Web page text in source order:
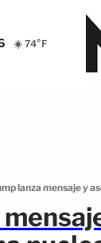
☀️ 74°F
lanza mensaje y